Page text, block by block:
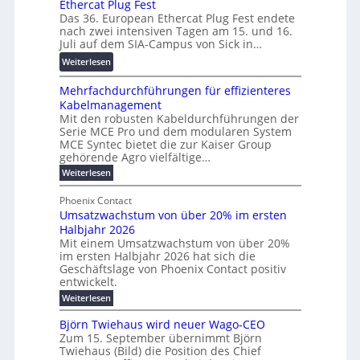
r
e
n
z
n
g
s
f
ö
e
r
u
n
g
b
r
a
u
c
h
t
m
e
r
T
7
w
i
r
d
z
u
m
E
n
e
r
g
u
f
ü
r
m
o
d
e
r
i
t
e
r
e
n
t
w
i
c
k
e
l
e
N
H
-
S
i
c
h
e
r
u
Ethercat Plug Fest
Das 36. European Ethercat Plug Fest endete
nach zwei intensiven Tagen am 15. und 16.
Juli auf dem SIA-Campus von Sick in…
Weiterlesen:
R
e
k
o
r
d
b
e
t
e
i
l
i
g
u
n
g
b
e
i
Mehrfachdurchführungen für effizienteres
Kabelmanagement
Mit den robusten Kabeldurchführungen der
Serie MCE Pro und dem modularen System
MCE Syntec bietet die zur Kaiser Group
gehörende Agro vielfältige…
Weiterlesen:
M
h
r
f
a
c
h
d
u
r
c
f
ü
h
Phoenix Contact
Umsatzwachstum von über 20% im ersten
Halbjahr 2026
Mit einem Umsatzwachstum von über 20%
im ersten Halbjahr 2026 hat sich die
Geschäftslage von Phoenix Contact positiv
entwickelt.
Weiterlesen:
U
m
s
a
t
Björn Twiehaus wird neuer Wago-CEO
Zum 15. September übernimmt Björn
Twiehaus (Bild) die Position des Chief